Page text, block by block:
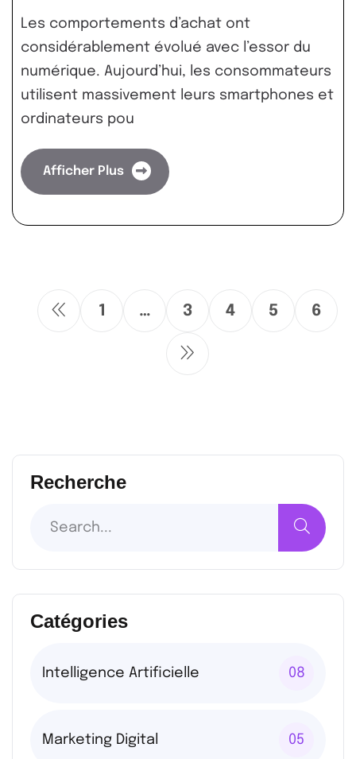
Les comportements d’achat ont
considérablement évolué avec l’essor du
numérique. Aujourd’hui, les consommateurs
utilisent massivement leurs smartphones et
ordinateurs pou
Afficher Plus
1 … 3 4 5 6
Recherche
Catégories
Intelligence Artificielle 08
Marketing Digital 05